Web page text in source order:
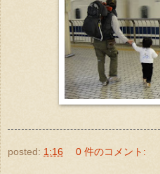
posted: 1:16 0 件のコメント: